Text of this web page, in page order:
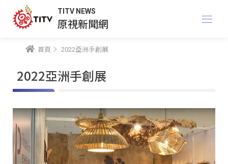
TITV NEWS
原視新聞網
首頁 2022亞洲手創展
2022亞洲手創展